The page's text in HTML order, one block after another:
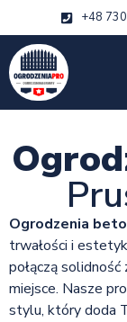
+48
Ogrodzenia
trwałości i
połączą
miejsce. Nasze
stylu, który doda